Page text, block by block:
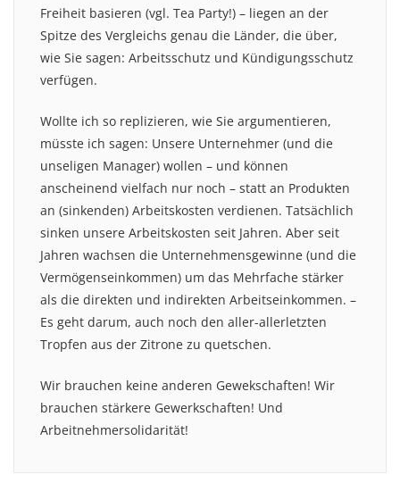
Freiheit basieren (vgl. Tea Party!) – liegen an der
Spitze des Vergleichs genau die Länder, die über,
wie Sie sagen: Arbeitsschutz und Kündigungsschutz
verfügen.
Wollte ich so replizieren, wie Sie argumentieren,
müsste ich sagen: Unsere Unternehmer (und die
unseligen Manager) wollen – und können
anscheinend vielfach nur noch – statt an Produkten
an (sinkenden) Arbeitskosten verdienen. Tatsächlich
sinken unsere Arbeitskosten seit Jahren. Aber seit
Jahren wachsen die Unternehmensgewinne (und die
Vermögenseinkommen) um das Mehrfache stärker
als die direkten und indirekten Arbeitseinkommen. –
Es geht darum, auch noch den aller-allerletzten
Tropfen aus der Zitrone zu quetschen.
Wir brauchen keine anderen Gewekschaften! Wir
brauchen stärkere Gewerkschaften! Und
Arbeitnehmersolidarität!